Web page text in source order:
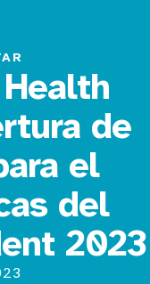
de
el
del
2023